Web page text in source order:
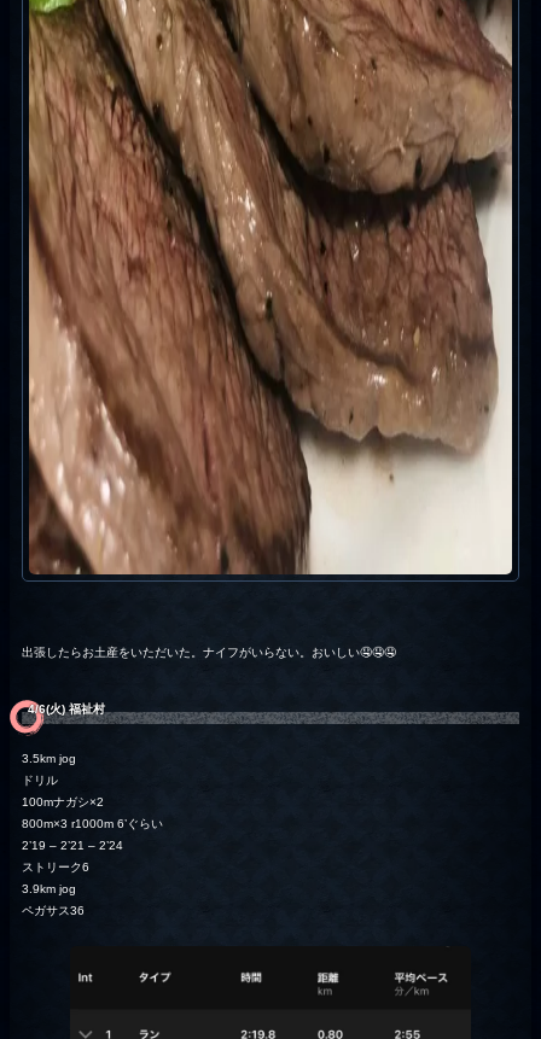
出張したらお土産をいただいた。ナイフがいらない。おいしい🤤🤤🤤
4/6(火) 福祉村
3.5km jog
ドリル
100mナガシ×2
800m×3 r1000m 6’ぐらい
2’19 – 2’21 – 2’24
ストリーク6
3.9km jog
ペガサス36